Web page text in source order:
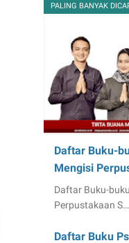
PALING BANYAK
Daftar Buku-
Mengisi
Daftar Buku-
Perpustakaan S…
Daftar Buku